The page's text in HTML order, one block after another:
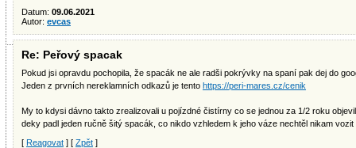
Datum: 09.06.2021
Autor: evcas
Re: Peřový spacak
Pokud jsi opravdu pochopila, že spacák ne ale radši pokrývky na spaní pak dej do
Jeden z prvních nereklamních odkazů je tento https://peri-mares.cz/cenik
My to kdysi dávno takto zrealizovali u pojízdné čistírny co se jednou za 1/2 roku
deky padl jeden ručně šitý spacák, co nikdo vzhledem k jeho váze nechtěl nikam
[ Reagovat ] [ Zpět ]